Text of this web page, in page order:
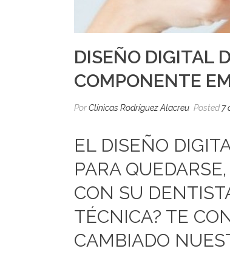
DISEÑO DIGITAL
COMPONENTE
PorClínicas Rodríguez Alacreu Posted7
EL DISEÑO
PARA
CON SU
TÉCNICA? TE
CAMBIADO